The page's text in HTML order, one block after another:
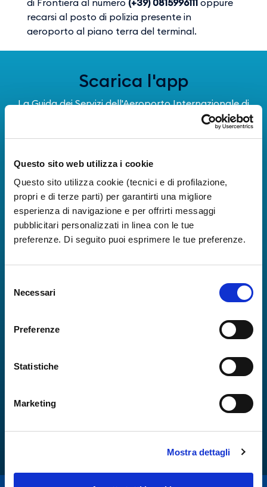
Questo sito web utilizza i cookie
Questo sito utilizza cookie (tecnici e di profilazione,
propri e di terze parti) per garantirti una migliore
esperienza di navigazione e per offrirti messaggi
pubblicitari personalizzati in linea con le tue
preferenze. Di seguito puoi esprimere le tue preferenze.
delNecessari
Preferenze
Statistiche
Marketing
Mostra dettagli
recarsi al posto di polizia presente in
aeroporto al piano terra del terminal.
Scarica l'app
La Guida dei Servizi dell'Aeroporto Internazionale di
Informazioni in tempo reale sui voli, tutti i servizi e i
all'Aeroporto di Napoli ancora più coinvolgente e